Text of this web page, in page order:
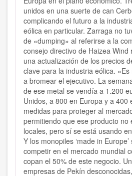
unidos en una suerte de can
complicando el futuro a la
eólica en particular. Zarraga no
de «dumping» al referirse a la
consejo directivo de Haizea
una actualización de los precios
clave para la industria eólica.
a bromear el ejecutivo. La
de ese metal se vendía a 1.200
Unidos, a 800 en Europa y a 400
medidas para proteger al
permitiendo que ese producto no
locales, pero sí se está usando
Y los monopiles ‘made in
competir en el mercado mundial
copan el 50% de este negocio.
empresas de Pekín